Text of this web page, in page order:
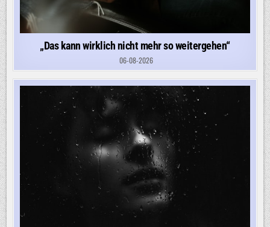
„Das kann wirklich nicht mehr so weitergehen“
06-08-2026